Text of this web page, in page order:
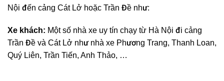
Nội đến cảng Cát Lở hoặc Trần Đề như:
Xe khách: Một số nhà xe uy tín chạy từ Hà Nội đi cảng
Trần Đề và Cát Lở như nhà xe Phương Trang, Thanh Loan,
Quý Liên, Trần Tiến, Anh Thảo, …